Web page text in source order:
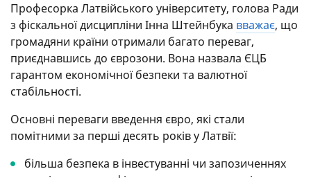
Професорка Латвійського університету, голова Ради
з фіскальної дисципліни Інна Штейнбука вважає, що
громадяни країни отримали багато переваг,
приєднавшись до єврозони. Вона назвала ЄЦБ
гарантом економічної безпеки та валютної
стабільності.
Основні переваги введення євро, які стали
помітними за перші десять років у Латвії:
більша безпека в інвестуванні чи запозиченнях